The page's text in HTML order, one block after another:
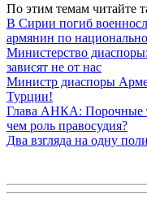
По этим темам читайте
В Сирии погиб
армянин по
Министерство
зависят не от нас
Министр диаспоры
Турции!
Глава АНКА: Порочные
чем роль правосудия?
Два взгляда на одну